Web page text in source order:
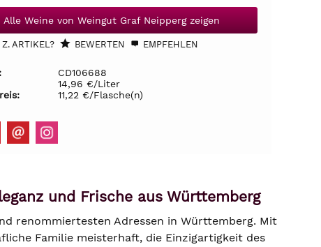
Alle Weine von Weingut Graf Neipperg zeigen
ARTIKEL? BEWERTEN EMPFEHLEN
CD106688
14,96 €/Liter
11,22 €/Flasche(n)
und Frische aus Württemberg
renommiertesten Adressen in Württemberg. Mit
Familie meisterhaft, die Einzigartigkeit des